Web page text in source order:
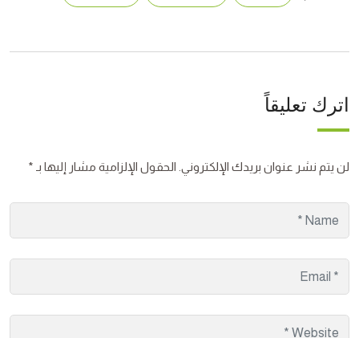
اترك تعليقاً
لن يتم نشر عنوان بريدك الإلكتروني. الحقول الإلزامية مشار إليها بـ *